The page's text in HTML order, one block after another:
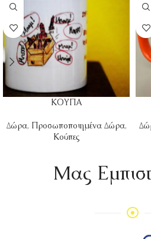
ΚΟΥΠΑ
Δώρα, Προσωποποιημένα Δώρα,
Κούπες
Mας